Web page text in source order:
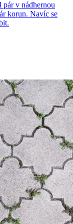
pár v nádhernou
korun. Navíc se